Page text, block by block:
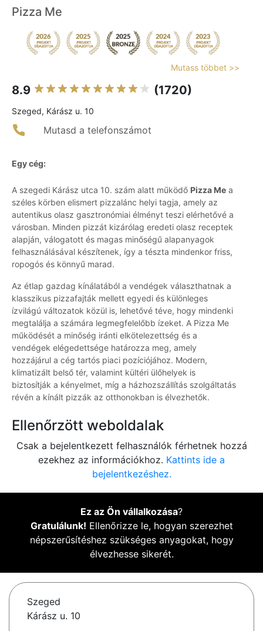
Pizza Me
Mutass többet >>
8.9 (1720)
Szeged, Kárász u. 10
Mutasd a telefonszámot
Egy cég:
A szegedi Kárász utca 10. szám alatt működő Pizza Me a
széles körben elismert pizzalánc helyi tagja, amely az
autentikus olasz gasztronómiai élményt teszi elérhetővé a
városban. Minden pizzát kizárólag eredeti olasz receptek
alapján, válogatott és magas minőségű alapanyagok
felhasználásával készítenek, így a tészta mindenkor friss,
ropogós és könnyű marad.
Az étlap gazdag kínálatából a vendégek választhatnak a
klasszikus pizzafajták mellett egyedi és különleges
ízvilágú változatok közül is, lehetővé téve, hogy mindenki
megtalálja a számára legmegfelelőbb ízeket. A Pizza Me
működését a minőség iránti elkötelezettség és a
vendégek elégedettsége határozza meg, amely
hozzájárul a cég tartós piaci pozíciójához. Modern,
klimatizált belső tér, valamint kültéri ülőhelyek is
biztosítják a kényelmet, míg a házhozszállítás szolgáltatás
révén a kínált pizzák az otthonokban is élvezhetők.
Ellenőrzött weboldalak
Csak a bejelentkezett felhasználók férhetnek hozzá
ezekhez az információkhoz. Kattints ide a
bejelentkezéshez.
Ez az Ön vállalkozása?
Gratulálunk! Ellenőrizze le, hogyan szerezhet
népszerűsítéshez szükséges anyagokat, hogy
élvezhesse sikerét.
Szeged
Kárász u. 10